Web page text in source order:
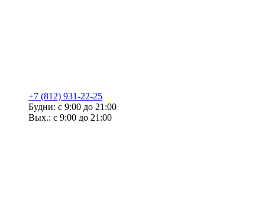
+7 (812) 931-22-25
Будни: с 9:00 до 21:00
Вых.: с 9:00 до 21:00